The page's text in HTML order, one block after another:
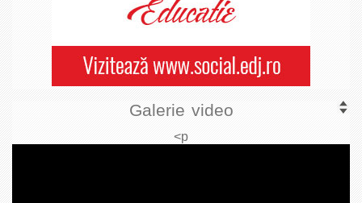
Galerie video
<p